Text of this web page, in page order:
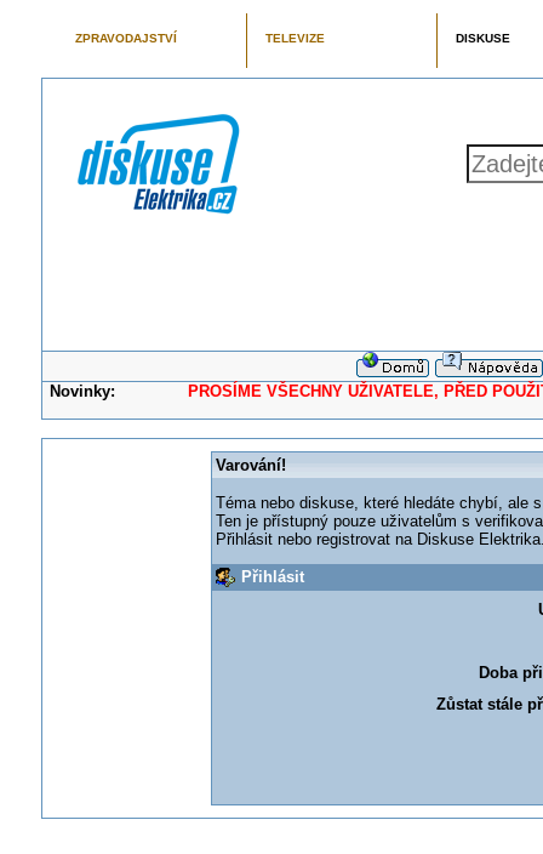
ZPRAVODAJSTVÍ TELEVIZE DISKUSE
Novinky: PROSÍME VŠECHNY UŽIVATELE, PŘED
Varování!
Téma nebo diskuse, které hledáte chybí, ale
Ten je přístupný pouze uživatelům s
Přihlásit nebo registrovat na Diskuse
Přihlásit
Doba
Zůstat stále